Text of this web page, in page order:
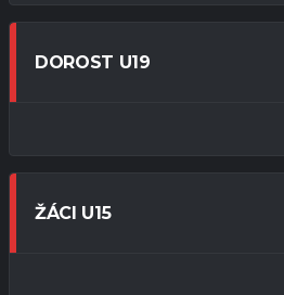
DOROST U19
ŽÁCI U15